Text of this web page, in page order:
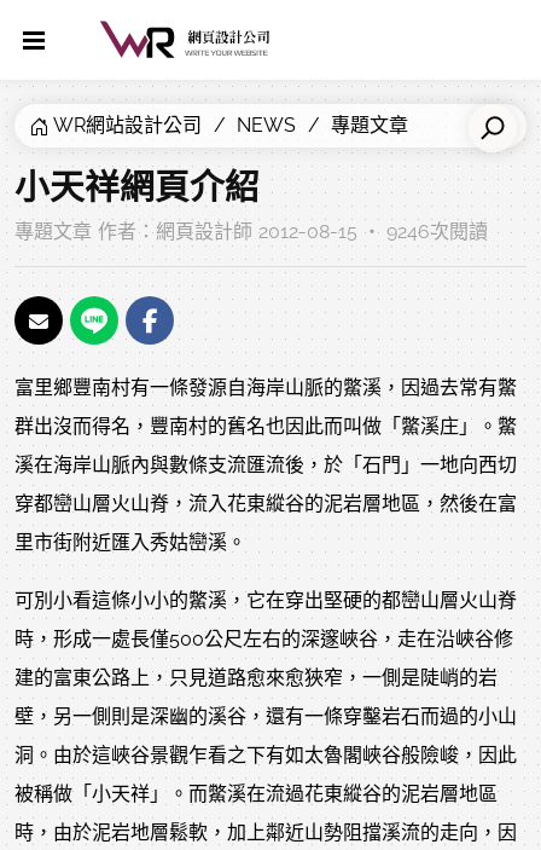
WR網站設計公司 NEWS 專題文章
小天祥網頁介紹
專題文章 作者：網頁設計師 2012-08-15 ‧ 9246次閱讀
富里鄉豐南村有一條發源自海岸山脈的鱉溪，因過去常有鱉
群出沒而得名，豐南村的舊名也因此而叫做「鱉溪庄」。鱉
溪在海岸山脈內與數條支流匯流後，於「石門」一地向西切
穿都巒山層火山脊，流入花東縱谷的泥岩層地區，然後在富
里市街附近匯入秀姑巒溪。
可別小看這條小小的鱉溪，它在穿出堅硬的都巒山層火山脊
時，形成一處長僅500公尺左右的深邃峽谷，走在沿峽谷修
建的富東公路上，只見道路愈來愈狹窄，一側是陡峭的岩
壁，另一側則是深幽的溪谷，還有一條穿鑿岩石而過的小山
洞。由於這峽谷景觀乍看之下有如太魯閣峽谷般險峻，因此
被稱做「小天祥」。而鱉溪在流過花東縱谷的泥岩層地區
時，由於泥岩地層鬆軟，加上鄰近山勢阻擋溪流的走向，因